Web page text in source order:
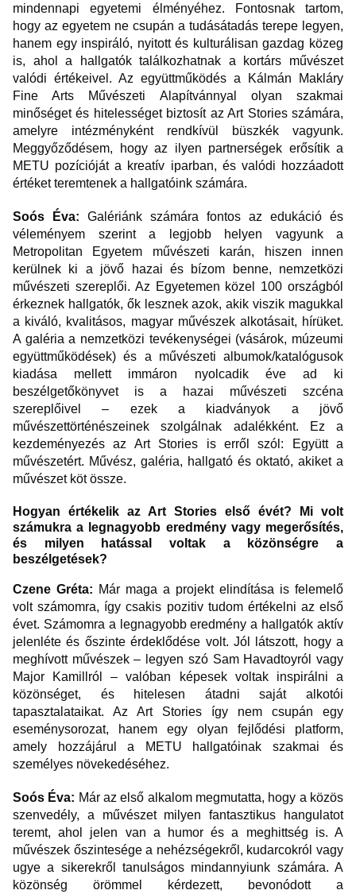
mindennapi egyetemi élményéhez. Fontosnak tartom,
hogy az egyetem ne csupán a tudásátadás terepe legyen,
hanem egy inspiráló, nyitott és kulturálisan gazdag közeg
is, ahol a hallgatók találkozhatnak a kortárs művészet
valódi értékeivel. Az együttműködés a Kálmán Makláry
Fine Arts Művészeti Alapítvánnyal olyan szakmai
minőséget és hitelességet biztosít az Art Stories számára,
amelyre intézményként rendkívül büszkék vagyunk.
Meggyőződésem, hogy az ilyen partnerségek erősítik a
METU pozícióját a kreatív iparban, és valódi hozzáadott
értéket teremtenek a hallgatóink számára.
Soós Éva: Galériánk számára fontos az edukáció és
véleményem szerint a legjobb helyen vagyunk a
Metropolitan Egyetem művészeti karán, hiszen innen
kerülnek ki a jövő hazai és bízom benne, nemzetközi
művészeti szereplői. Az Egyetemen közel 100 országból
érkeznek hallgatók, ők lesznek azok, akik viszik magukkal
a kiváló, kvalitásos, magyar művészek alkotásait, hírüket.
A galéria a nemzetközi tevékenységei (vásárok, múzeumi
együttműködések) és a művészeti albumok/katalógusok
kiadása mellett immáron nyolcadik éve ad ki
beszélgetőkönyvet is a hazai művészeti szcéna
szereplőivel – ezek a kiadványok a jövő
művészettörténészeinek szolgálnak adalékként. Ez a
kezdeményezés az Art Stories is erről szól: Együtt a
művészetért. Művész, galéria, hallgató és oktató, akiket a
művészet köt össze.
Hogyan értékelik az Art Stories első évét? Mi volt
számukra a legnagyobb eredmény vagy megerősítés,
és milyen hatással voltak a közönségre a
beszélgetések?
Czene Gréta: Már maga a projekt elindítása is felemelő
volt számomra, így csakis pozitiv tudom értékelni az első
évet. Számomra a legnagyobb eredmény a hallgatók aktív
jelenléte és őszinte érdeklődése volt. Jól látszott, hogy a
meghívott művészek – legyen szó Sam Havadtoyról vagy
Major Kamillról – valóban képesek voltak inspirálni a
közönséget, és hitelesen átadni saját alkotói
tapasztalataikat. Az Art Stories így nem csupán egy
eseménysorozat, hanem egy olyan fejlődési platform,
amely hozzájárul a METU hallgatóinak szakmai és
személyes növekedéséhez.
Soós Éva: Már az első alkalom megmutatta, hogy a közös
szenvedély, a művészet milyen fantasztikus hangulatot
teremt, ahol jelen van a humor és a meghittség is. A
művészek őszintesége a nehézségekről, kudarcokról vagy
ugye a sikerekről tanulságos mindannyiunk számára. A
közönség örömmel kérdezett, bevonódott a